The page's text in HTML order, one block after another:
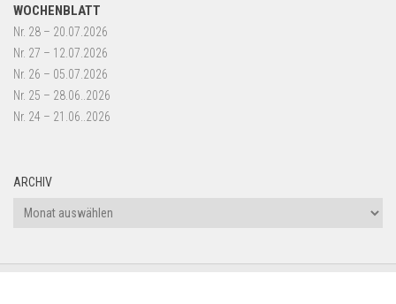
WOCHENBLATT
Nr. 28 – 20.07.2026
Nr. 27 – 12.07.2026
Nr. 26 – 05.07.2026
Nr. 25 – 28.06..2026
Nr. 24 – 21.06..2026
ARCHIV
Archiv